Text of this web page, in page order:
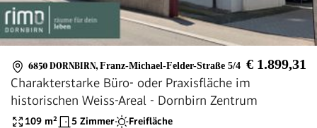
6850 DORNBIRN, Franz-Michael-Felder-Straße 5/4 € 1.899,31
Charakterstarke Büro- oder Praxisfläche im
historischen Weiss-Areal - Dornbirn Zentrum
109 m² 5 Zimmer Freifläche